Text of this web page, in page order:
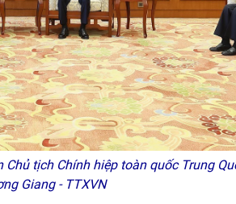
tịch Chính hiệp toàn quốc Trung
Giang - TTXVN